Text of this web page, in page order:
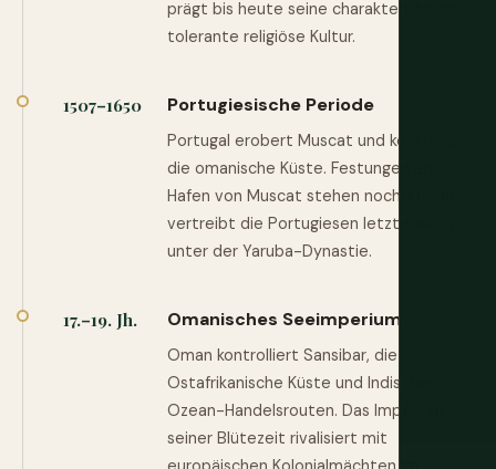
prägt bis heute seine charakteristische,
tolerante religiöse Kultur.
1507–1650 Portugiesische Periode
Portugal erobert Muscat und kontrolliert
die omanische Küste. Festungen am
Hafen von Muscat stehen noch. Oman
vertreibt die Portugiesen letztendlich
unter der Yaruba-Dynastie.
17.–19. Jh. Omanisches Seeimperium
Oman kontrolliert Sansibar, die
Ostafrikanische Küste und Indischen
Ozean-Handelsrouten. Das Imperium in
seiner Blütezeit rivalisiert mit